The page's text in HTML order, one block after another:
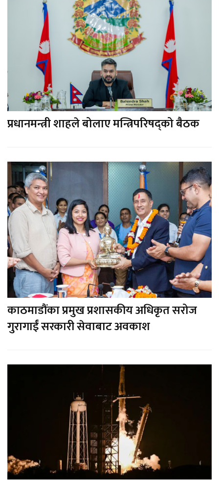
प्रधानमन्त्री शाहले बोलाए मन्त्रिपरिषद्को बैठक
काठमाडौंका प्रमुख प्रशासकीय अधिकृत सरोज
गुरागाईं सरकारी सेवाबाट अवकाश